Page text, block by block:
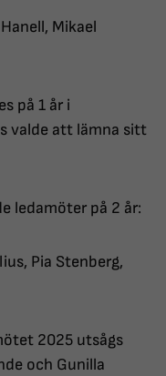
Mikael
på 1 år i
valde att lämna sitt
ledamöter på 2 år:
Pia Stenberg,
2025 utsågs
och Gunilla